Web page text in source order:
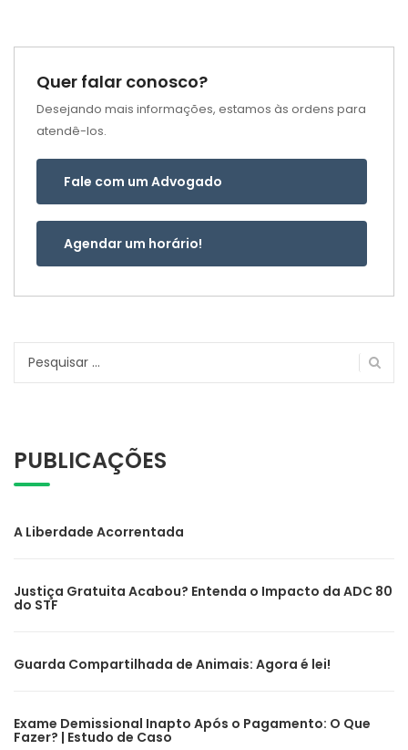
Quer falar conosco?
Desejando mais informações, estamos às ordens para
atendê-los.
Fale com um Advogado
Agendar um horário!
Pesquisar
PUBLICAÇÕES
A Liberdade Acorrentada
Justiça Gratuita Acabou? Entenda o Impacto da ADC 80
do STF
Guarda Compartilhada de Animais: Agora é lei!
Exame Demissional Inapto Após o Pagamento: O Que
Fazer? | Estudo de Caso